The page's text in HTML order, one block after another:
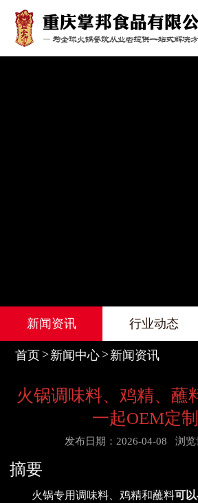
新闻资讯 行业动态
首页 新闻中心 新闻资讯
火锅调味料、鸡精、蘸
一起OEM定
发布日期：2026-04-08 浏览
摘要
火锅专用调味料、鸡精和蘸料可